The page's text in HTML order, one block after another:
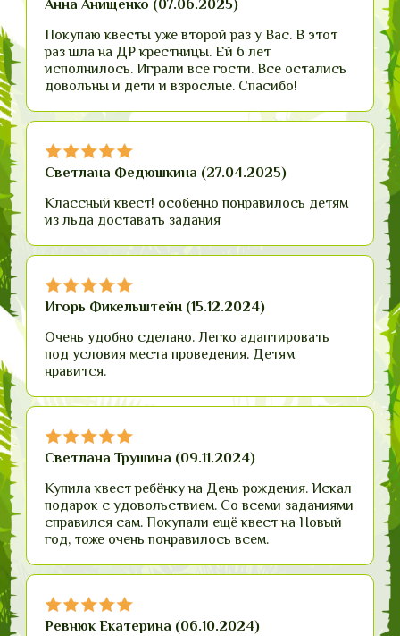
Анна Анищенко (07.06.2025)
Покупаю квесты уже второй раз у Вас. В этот
раз шла на ДР крестницы. Ей 6 лет
исполнилось. Играли все гости. Все остались
довольны и дети и взрослые. Спасибо!
Светлана Федюшкина (27.04.2025)
Классный квест! особенно понравилось детям
из льда доставать задания
Игорь Фикельштейн (15.12.2024)
Очень удобно сделано. Легко адаптировать
под условия места проведения. Детям
нравится.
Светлана Трушина (09.11.2024)
Купила квест ребёнку на День рождения. Искал
подарок с удовольствием. Со всеми заданиями
справился сам. Покупали ещё квест на Новый
год, тоже очень понравилось всем.
Ревнюк Екатерина (06.10.2024)